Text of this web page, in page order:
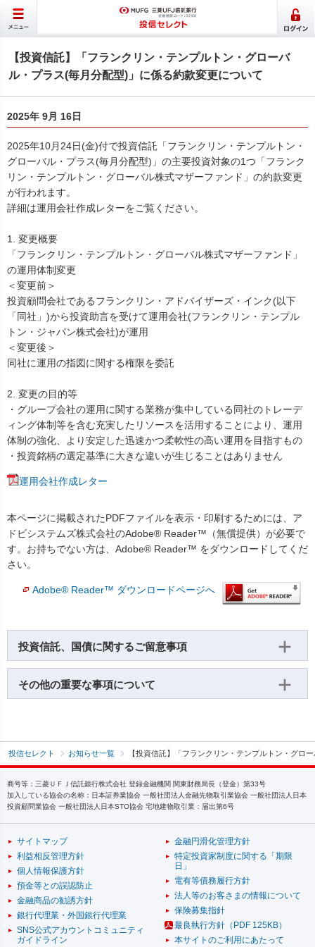
【投資信託】「フランクリン・テンプルトン・グローバ
ル・プラス(毎月分配型)」に係る約款変更について
2025年 9月 16日
2025年10月24日(金)付で投資信託「フランクリン・テンプルトン・
グローバル・プラス(毎月分配型)」の主要投資対象の1つ「フランク
リン・テンプルトン・グローバル株式マザーファンド」の約款変更
が行われます。
詳細は運用会社作成レターをご覧ください。
1. 変更概要
「フランクリン・テンプルトン・グローバル株式マザーファンド」
の運用体制変更
＜変更前＞
投資顧問会社であるフランクリン・アドバイザーズ・インク(以下
「同社」)から投資助言を受けて運用会社(フランクリン・テンプル
トン・ジャパン株式会社)が運用
＜変更後＞
同社に運用の指図に関する権限を委託
2. 変更の目的等
・グループ会社の運用に関する業務が集中している同社のトレーデ
ィング体制等を含む充実したリソースを活用することにより、運用
体制の強化、より安定した迅速かつ柔軟性の高い運用を目指すもの
・投資銘柄の選定基準に大きな違いが生じることはありません
運用会社作成レター
本ページに掲載されたPDFファイルを表示・印刷するためには、ア
ドビシステムズ株式会社のAdobe® Reader™（無償提供）が必要で
す。お持ちでない方は、Adobe® Reader™ をダウンロードしてくだ
さい。
Adobe® Reader™ ダウンロードページへ
投資信託、国債に関するご留意事項
その他の重要な事項について
投信セレクト お知らせ一覧 【投資信託】「フランクリン・テンプルトン・グロ
商号等：三菱ＵＦＪ信託銀行株式会社 登録金融機関 関東財務局長（登金）第33号
加入している協会の名称：日本証券業協会 一般社団法人金融先物取引業協会 一般社団法人日本
投資顧問業協会 一般社団法人日本STO協会 宅地建物取引業：届出第6号
サイトマップ
利益相反管理方針
個人情報保護方針
預金等との誤認防止
金融商品の勧誘方針
銀行代理業・外国銀行代理業
SNS公式アカウントコミュニティ
ガイドライン
金融円滑化管理方針
特定投資家制度に関する「期限
日」
電有等債務履行方針
法人等のお客さまの情報について
保険募集指針
最良執行方針（PDF 125KB）
本サイトのご利用にあたって